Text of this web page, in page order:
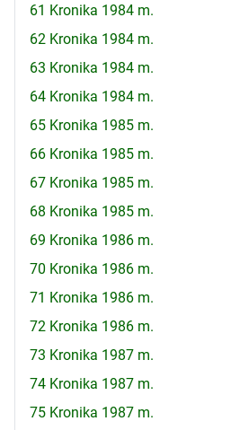
61 Kronika 1984 m.
62 Kronika 1984 m.
63 Kronika 1984 m.
64 Kronika 1984 m.
65 Kronika 1985 m.
66 Kronika 1985 m.
67 Kronika 1985 m.
68 Kronika 1985 m.
69 Kronika 1986 m.
70 Kronika 1986 m.
71 Kronika 1986 m.
72 Kronika 1986 m.
73 Kronika 1987 m.
74 Kronika 1987 m.
75 Kronika 1987 m.